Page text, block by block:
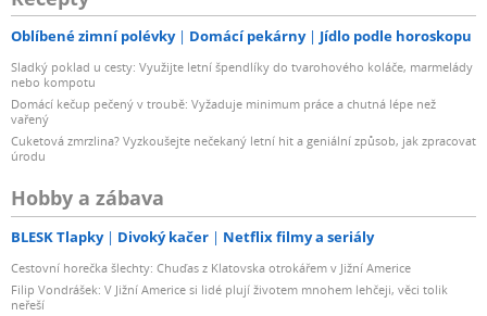
Oblíbené zimní polévky Domácí pekárny Jídlo podle horoskopu
Sladký poklad u cesty: Využijte letní špendlíky do tvarohového koláče, marmelády
nebo kompotu
Domácí kečup pečený v troubě: Vyžaduje minimum práce a chutná lépe než
vařený
Cuketová zmrzlina? Vyzkoušejte nečekaný letní hit a geniální způsob, jak zpracovat
úrodu
Hobby a zábava
BLESK Tlapky Divoký kačer Netflix filmy a seriály
Cestovní horečka šlechty: Chuďas z Klatovska otrokářem v Jižní Americe
Filip Vondrášek: V Jižní Americe si lidé plují životem mnohem lehčeji, věci tolik
neřeší